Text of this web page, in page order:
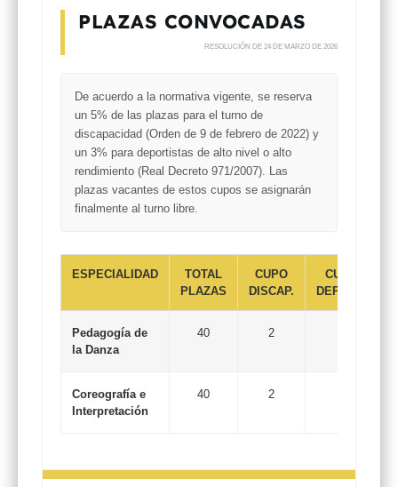
PLAZAS CONVOCADAS
RESOLUCIÓN DE 24 DE MARZO DE 2026
De acuerdo a la normativa vigente, se reserva
un 5% de las plazas para el turno de
discapacidad (Orden de 9 de febrero de 2022) y
un 3% para deportistas de alto nivel o alto
rendimiento (Real Decreto 971/2007). Las
plazas vacantes de estos cupos se asignarán
finalmente al turno libre.
ESPECIALIDAD
TOTAL
PLAZAS
CUPO
DISCAP.
CUPO
DEPORT.
Pedagogía de
la Danza
40 2
Coreografía e
Interpretación
40 2